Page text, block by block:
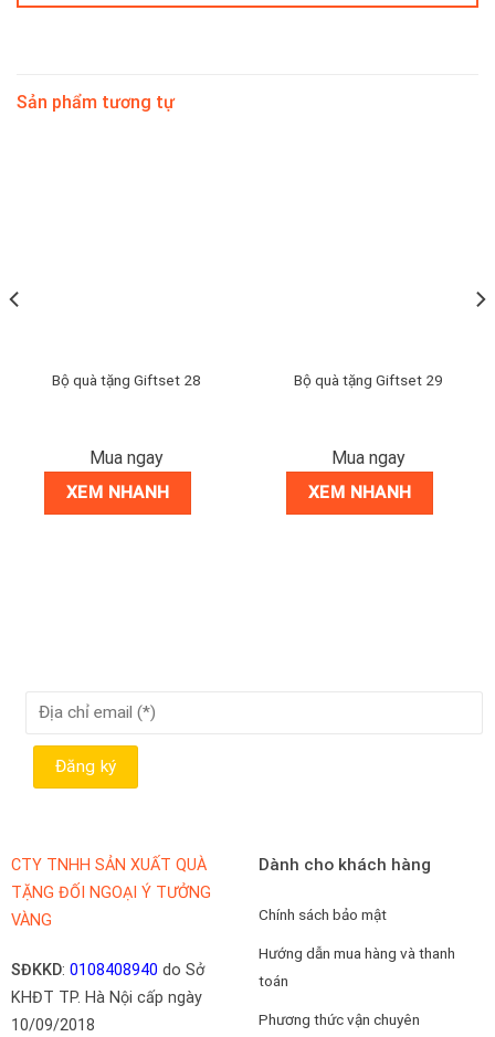
Sản phẩm tương tự
Bộ quà tặng Giftset 28
Mua ngay
XEM NHANH
Bộ quà tặng Giftset 29
Mua ngay
XEM NHANH
CTY TNHH SẢN XUẤT QUÀ
TẶNG ĐỐI NGOẠI Ý TƯỞNG
VÀNG
SĐKKD: 0108408940 do Sở
KHĐT TP. Hà Nội cấp ngày
10/09/2018
Dành cho khách hàng
Chính sách bảo mật
Hướng dẫn mua hàng và thanh
toán
Phương thức vận chuyên